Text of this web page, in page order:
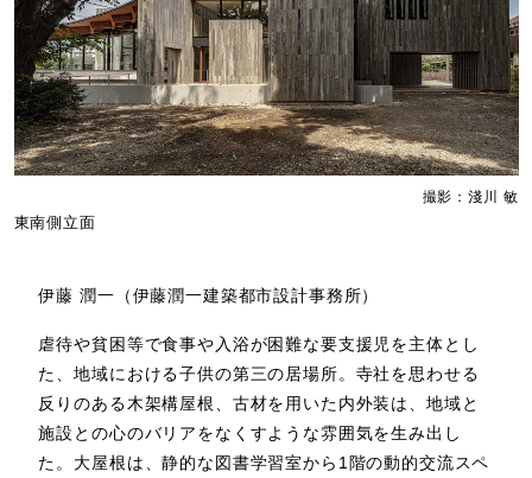
東南側立面
撮影：淺川 敏
伊藤 潤一（伊藤潤一建築都市設計事務所）
虐待や貧困等で食事や入浴が困難な要支援児を主体とし
た、地域における子供の第三の居場所。寺社を思わせる
反りのある木架構屋根、古材を用いた内外装は、地域と
施設との心のバリアをなくすような雰囲気を生み出し
た。大屋根は、静的な図書学習室から1階の動的交流スペ